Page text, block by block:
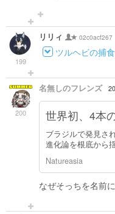
199
リリィ 02c0acf267
ツルヘビの捕
200
名無しのフレンズ
世界初、4本
ブラジルで発見さ
進化論を根底から
Natureasia
なぜそっちを名前